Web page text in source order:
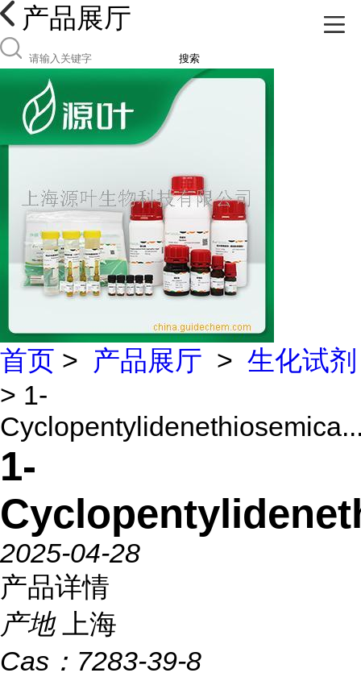
产品展厅
搜索
首页 > 产品展厅 > 生化试剂
> 1-
1-
2025-04-28
产品详情
产地
上海
Cas： 7283-39-8